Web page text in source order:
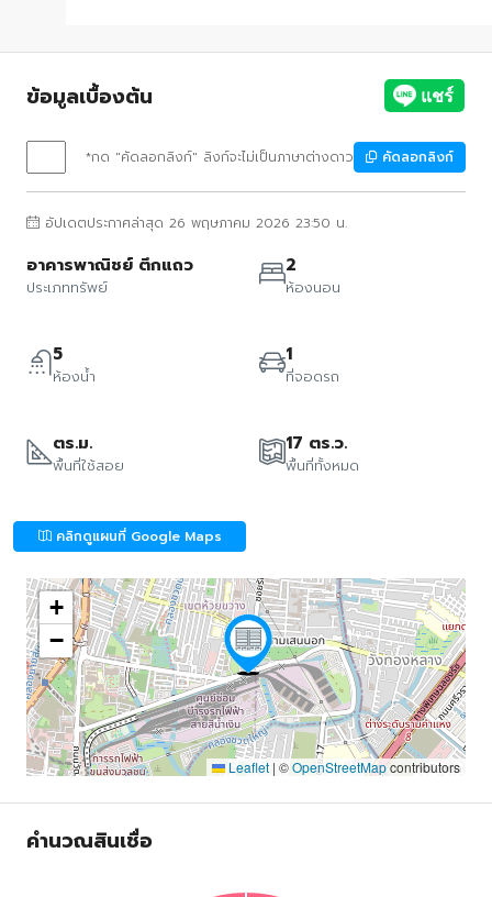
ข้อมูลเบื้องต้น
*กด "คัดลอกลิงก์" ลิงก์จะไม่เป็นภาษาต่างดาว คัดลอกลิงก์
อัปเดตประกาศล่าสุด 26 พฤษภาคม 2026 23:50 น.
อาคารพาณิชย์ ตึกแถว
ประเภททรัพย์
2
ห้องนอน
5
ห้องน้ำ
1
ที่จอดรถ
ตร.ม.
พื้นที่ใช้สอย
17 ตร.ว.
พื้นที่ทั้งหมด
คลิกดูแผนที่ Google Maps
+
−
Leaflet | ©OpenStreetMapcontributors
คำนวณสินเชื่อ